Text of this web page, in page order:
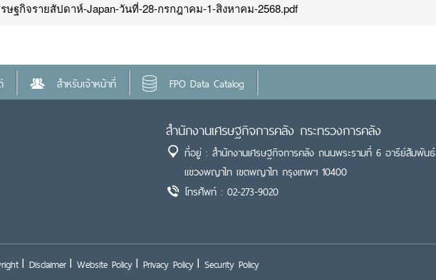
ษฐกิจรายสัปดาห์-Japan-วันที่-28-กรกฎาคม-1-สิงหาคม-2568.pdf
สำหรับเจ้าหน้าที่ FPO Data Catalog
สำนักงานเศรษฐกิจการคลัง กระทรวงการคลัง
ที่อยู่ : สำนักงานเศรษฐกิจการคลัง ถนนพระรามที่ 6 อารีย์สัมพันธ์
แขวงพญาไท เขตพญาไท กรุงเทพฯ 10400
โทรศัพท์ : 02-273-9020
Disclaimer Website Policy Privacy Policy Security Policy